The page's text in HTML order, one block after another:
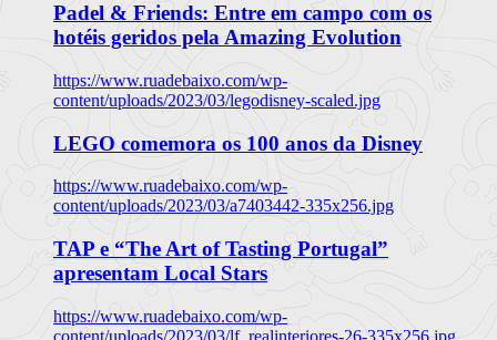
Padel & Friends: Entre em campo com os
hotéis geridos pela Amazing Evolution
https://www.ruadebaixo.com/wp-
content/uploads/2023/03/legodisney-scaled.jpg
LEGO comemora os 100 anos da Disney
https://www.ruadebaixo.com/wp-
content/uploads/2023/03/a7403442-335x256.jpg
TAP e “The Art of Tasting Portugal”
apresentam Local Stars
https://www.ruadebaixo.com/wp-
content/uploads/2023/03/lf_realinteriores-26-335x256.jpg